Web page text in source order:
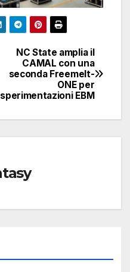
NC State amplia il
CAMAL con una
seconda Freemelt-
ONE per
sperimentazioni EBM